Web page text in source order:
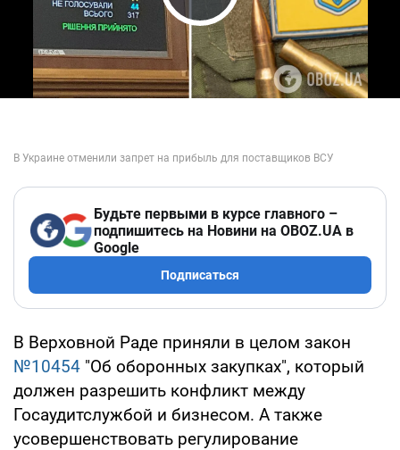
Play Video
Будьте первыми в курсе главного –
подпишитесь на Новини на OBOZ.UA в
Google
Подписаться
В Верховной Раде приняли в целом закон
№10454 "Об оборонных закупках", который
должен разрешить конфликт между
Госаудитслужбой и бизнесом. А также
усовершенствовать регулирование